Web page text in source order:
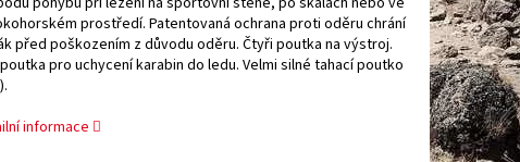
prostředí. Patentovaná ochrana proti oděru chrání
před poškozením z důvodu oděru. Čtyři poutka na výstroj.
pro uchycení karabin do ledu. Velmi silné tahací poutko
informace